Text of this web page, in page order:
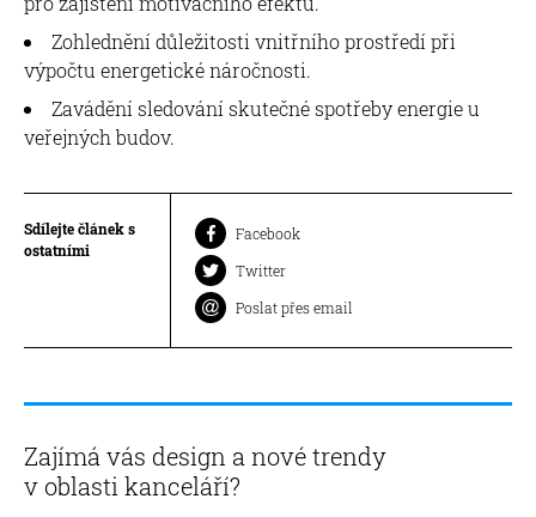
Zohlednění důležitosti vnitřního prostředí při
výpočtu energetické náročnosti.
Zavádění sledování skutečné spotřeby energie u
veřejných budov.
Sdílejte článek s
ostatními
Facebook
Twitter
Poslat přes email
Zajímá vás design a nové trendy
v oblasti kanceláří?